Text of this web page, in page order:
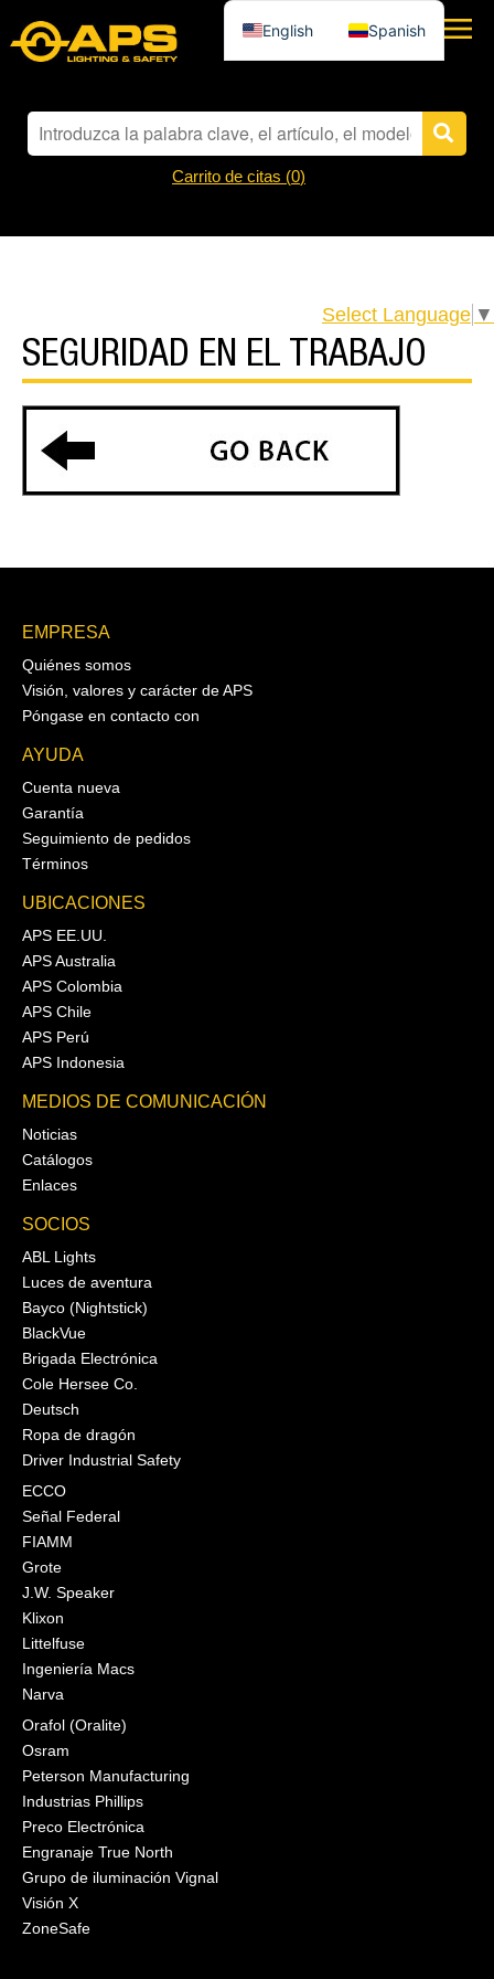
Carrito de citas (0)
Select Language ▼
SEGURIDAD EN EL TRABAJO
EMPRESA
Quiénes somos
Visión, valores y carácter de APS
Póngase en contacto con
AYUDA
Cuenta nueva
Garantía
Seguimiento de pedidos
Términos
UBICACIONES
APS EE.UU.
APS Australia
APS Colombia
APS Chile
APS Perú
APS Indonesia
MEDIOS DE COMUNICACIÓN
Noticias
Catálogos
Enlaces
SOCIOS
ABL Lights
Luces de aventura
Bayco (Nightstick)
BlackVue
Brigada Electrónica
Cole Hersee Co.
Deutsch
Ropa de dragón
Driver Industrial Safety
ECCO
Señal Federal
FIAMM
Grote
J.W. Speaker
Klixon
Littelfuse
Ingeniería Macs
Narva
Orafol (Oralite)
Osram
Peterson Manufacturing
Industrias Phillips
Preco Electrónica
Engranaje True North
Grupo de iluminación Vignal
Visión X
ZoneSafe
English Spanish